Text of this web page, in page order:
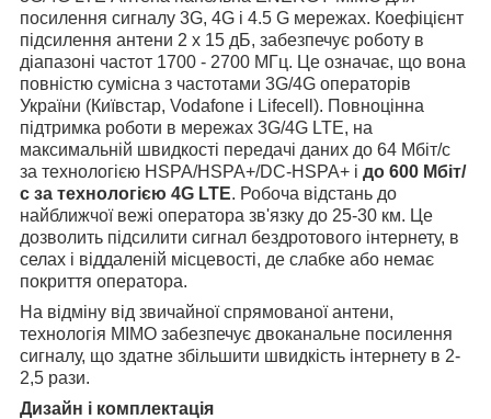
посилення сигналу 3G, 4G і 4.5 G мережах. Коефіцієнт
підсилення антени 2 х 15 дБ, забезпечує роботу в
діапазоні частот 1700 - 2700 МГц. Це означає, що вона
повністю сумісна з частотами 3G/4G операторів
України (Київстар, Vodafone і Lifecell). Повноцінна
підтримка роботи в мережах 3G/4G LTE, на
максимальній швидкості передачі даних до 64 Мбіт/с
за технологією HSPA/HSPA+/DC-HSPA+ і до 600 Мбіт/
с за технологією 4G LTE. Робоча відстань до
найближчої вежі оператора зв'язку до 25-30 км. Це
дозволить підсилити сигнал бездротового інтернету, в
селах і віддаленій місцевості, де слабке або немає
покриття оператора.
На відміну від звичайної спрямованої антени,
технологія MIMO забезпечує двоканальне посилення
сигналу, що здатне збільшити швидкість інтернету в 2-
2,5 рази.
Дизайн і комплектація